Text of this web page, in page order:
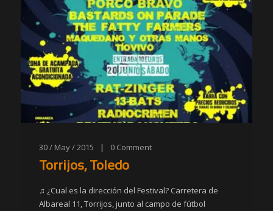
30 / May / 2015 | 0 Comment
Torrijos, Toledo
♫ ¿Cual es la dirección del Festival? Carretera de
Albareal 11, Torrijos, junto al campo de fútbol